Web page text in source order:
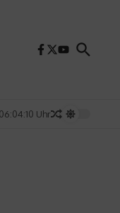
06:04:12 Uhr